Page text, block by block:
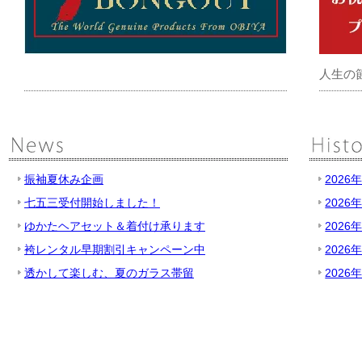
人生の
振袖夏休み企画
七五三受付開始しました！
ゆかたヘアセット＆着付け承ります
袴レンタル早期割引キャンペーン中
透かして楽しむ、夏のガラス帯留
2026
2026
2026
2026
2026